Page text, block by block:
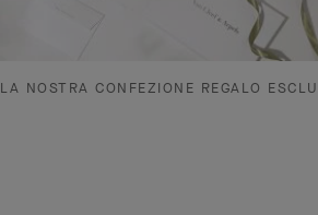
LA NOSTRA CONFEZIONE REGALO